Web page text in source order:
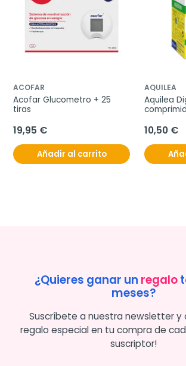
ACOFAR
Acofar Glucometro + 25
tiras
19,95 €
Añadir al carrito
AQUILEA
Aquilea
10,50 €
¿Quieres ganar un regalo
meses?
Suscríbete a nuestra newsletter y
regalo especial en tu compra de
suscriptor!